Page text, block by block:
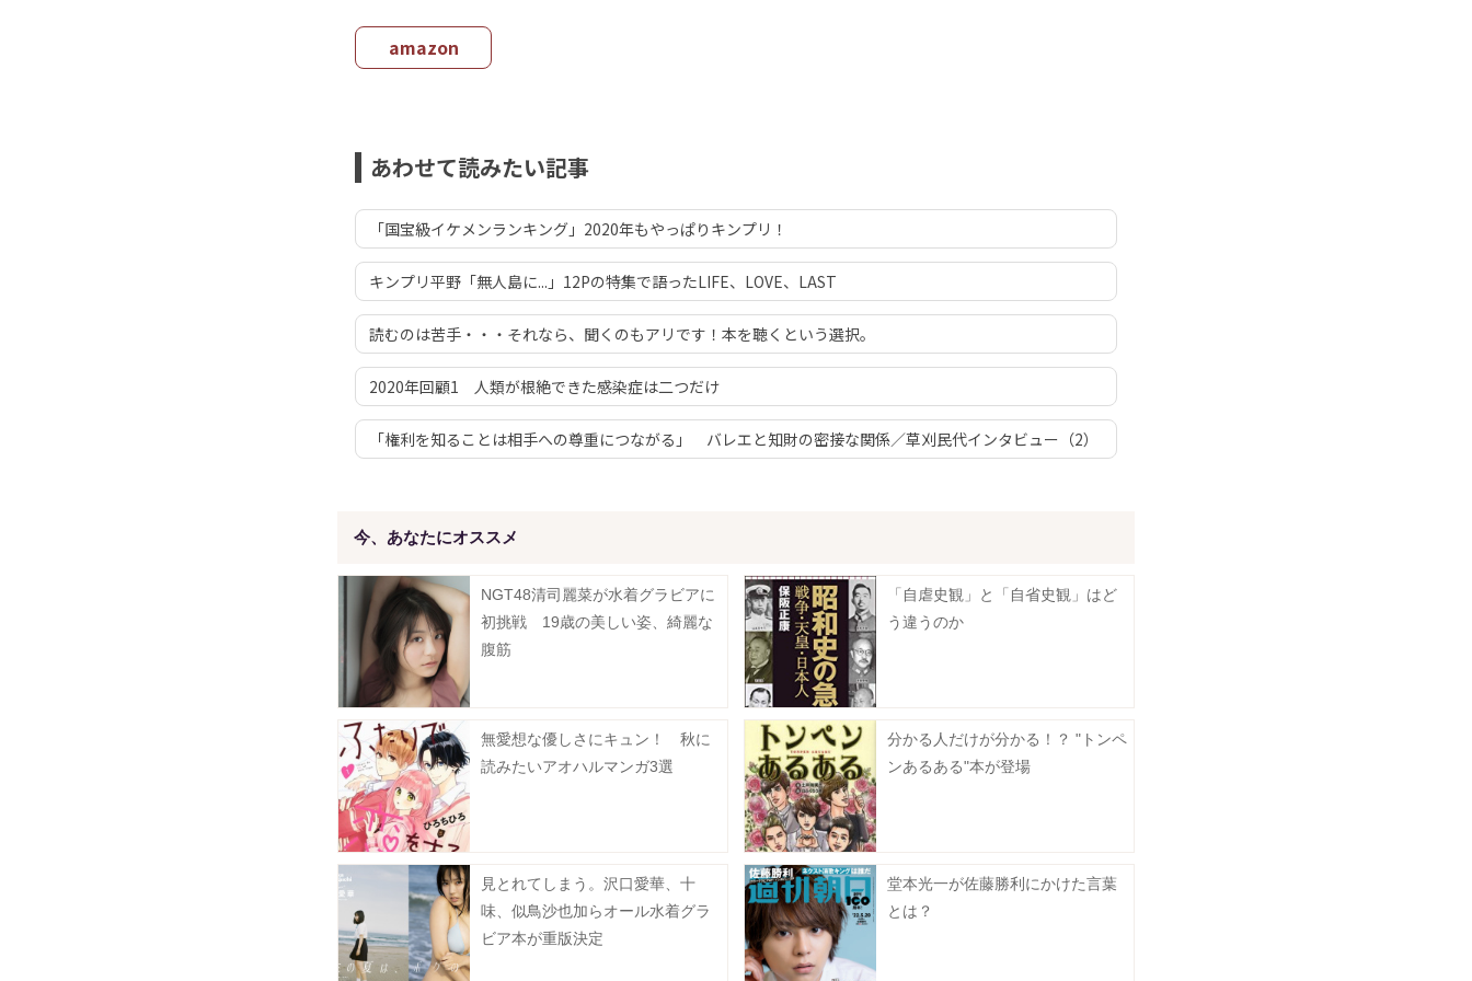
amazon
あわせて読みたい記事
「国宝級イケメンランキング」2020年もやっぱりキンプリ！
キンプリ平野「無人島に...」12Pの特集で語ったLIFE、LOVE、LAST
読むのは苦手・・・それなら、聞くのもアリです！本を聴くという選択。
2020年回顧1 人類が根絶できた感染症は二つだけ
「権利を知ることは相手への尊重につながる」 バレエと知財の密接な関係／草刈民代インタビュー（2）
今、あなたにオススメ
NGT48清司麗菜が水着グラビアに
初挑戦 19歳の美しい姿、綺麗な
腹筋
「自虐史観」と「自省史観」はど
う違うのか
無愛想な優しさにキュン！ 秋に
読みたいアオハルマンガ3選
分かる人だけが分かる！？ "トンペ
ンあるある"本が登場
見とれてしまう。沢口愛華、十
味、似鳥沙也加らオール水着グラ
ビア本が重版決定
堂本光一が佐藤勝利にかけた言葉
とは？